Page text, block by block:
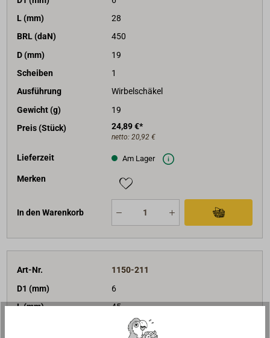
L (mm)
28
BRL (daN)
450
D (mm)
19
Scheiben
1
Ausführung
Wirbelschäkel
Gewicht (g)
19
Preis (Stück)
24,89 €*
netto: 20,92 €
Lieferzeit Am Lager
Merken
In den Warenkorb
Art-Nr.
1150-211
D1 (mm)
6
L (mm)
45